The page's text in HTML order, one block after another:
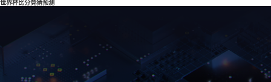
世界杯比分竞猜预测